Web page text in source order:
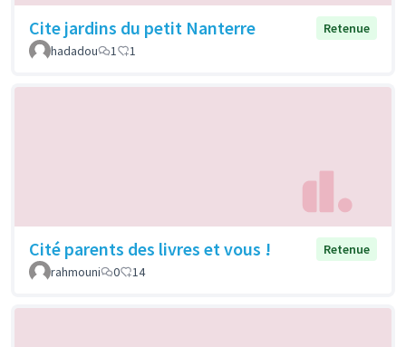
Cite jardins du petit Nanterre
Retenue
hadadou
1 1
Cité parents des livres et vous !
Retenue
rahmouni
0 14